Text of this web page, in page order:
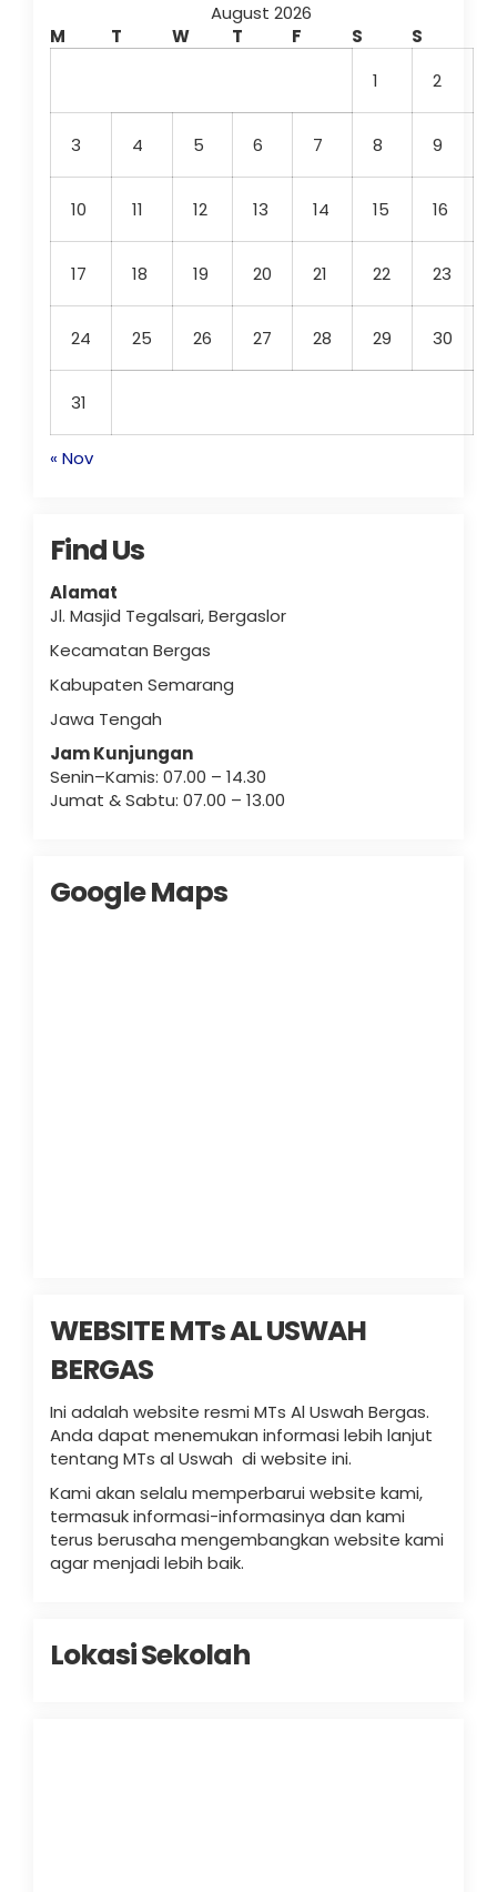
August 2026
M
T W T F S
S
1
2
3 4 5 6 7 8 9
10 11 12 13 14 15 16
17 18 19 20 21 22 23
24 25 26 27 28 29 30
31
« Nov
Find Us
Alamat
Jl. Masjid Tegalsari, Bergaslor
Kecamatan Bergas
Kabupaten Semarang
Jawa Tengah
Jam Kunjungan
Senin–Kamis: 07.00 – 14.30
Jumat & Sabtu: 07.00 – 13.00
Google Maps
WEBSITE MTs AL USWAH
BERGAS
Ini adalah website resmi MTs Al Uswah Bergas.
Anda dapat menemukan informasi lebih lanjut
tentang MTs al Uswah di website ini.
Kami akan selalu memperbarui website kami,
termasuk informasi-informasinya dan kami
terus berusaha mengembangkan website kami
agar menjadi lebih baik.
Lokasi Sekolah